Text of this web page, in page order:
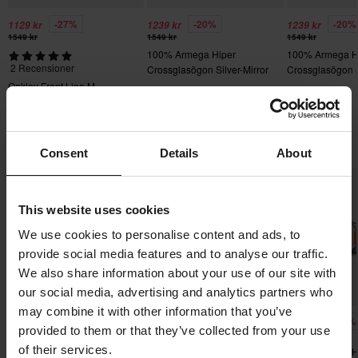
Consent Details About
This website uses cookies
We use cookies to personalise content and ads, to
provide social media features and to analyse our traffic.
We also share information about your use of our site with
our social media, advertising and analytics partners who
may combine it with other information that you’ve
provided to them or that they’ve collected from your use
of their services.
• Ultrabrett 48 mm band med tjock silikonsträng för överlägset
grepp
• Avtagbart nässkydd ger extra skydd mot stensprut och skräp
125 x 235 x 110 mm
60 dagars returrätt*
Du har rätt att returnera din beställning inom 60 dagar.
Returavgifter tillkommer. *Rätten att returnera gäller inte för
produkter som är personaliserade eller tillverkade på beställning.
för mer information och villkor.
1129 kr -27%
1549 kr
2 Recensioner
Oakley Front Line M
1239 kr -20%
1549 kr
100% Armega Hiper
Crossglasögon Silver-Mirror
Flash Lens
1239 kr -20%
1549 kr
100% Armega
Crossglasögon
Flash Lens
Du kanske också gillar
Superpris!
1129 kr
1549 kr
Superpris!
1549 kr
Superpris!
-20%
1549 kr
100% Armega